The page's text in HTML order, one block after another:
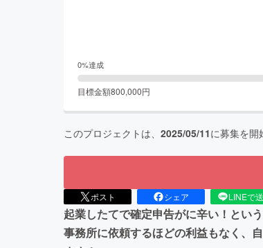
0%達成
目標金額800,000円
このプロジェクトは、 2025/05/11に募集を開
ポスト シェア LINEで
起業したてで確定申告がに辛い！とい
事務所に依頼するほどの利益もなく、